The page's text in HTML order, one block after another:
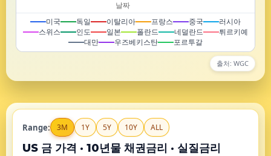
미국 독일 이탈리아 프랑스 중국
러시아
스위스
인도 일본 폴란드 네덜란드
튀르키예
대만
우즈베키스탄 포르투갈
출처: WGC
Range: 3M 1Y 5Y 10Y ALL
US 금 가격 · 10년물 채권금리 · 실질금리